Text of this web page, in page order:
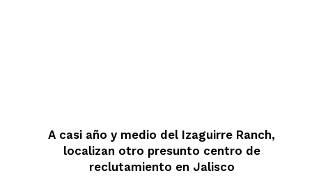
A casi año y medio del Izaguirre Ranch,
localizan otro presunto centro de
reclutamiento en Jalisco